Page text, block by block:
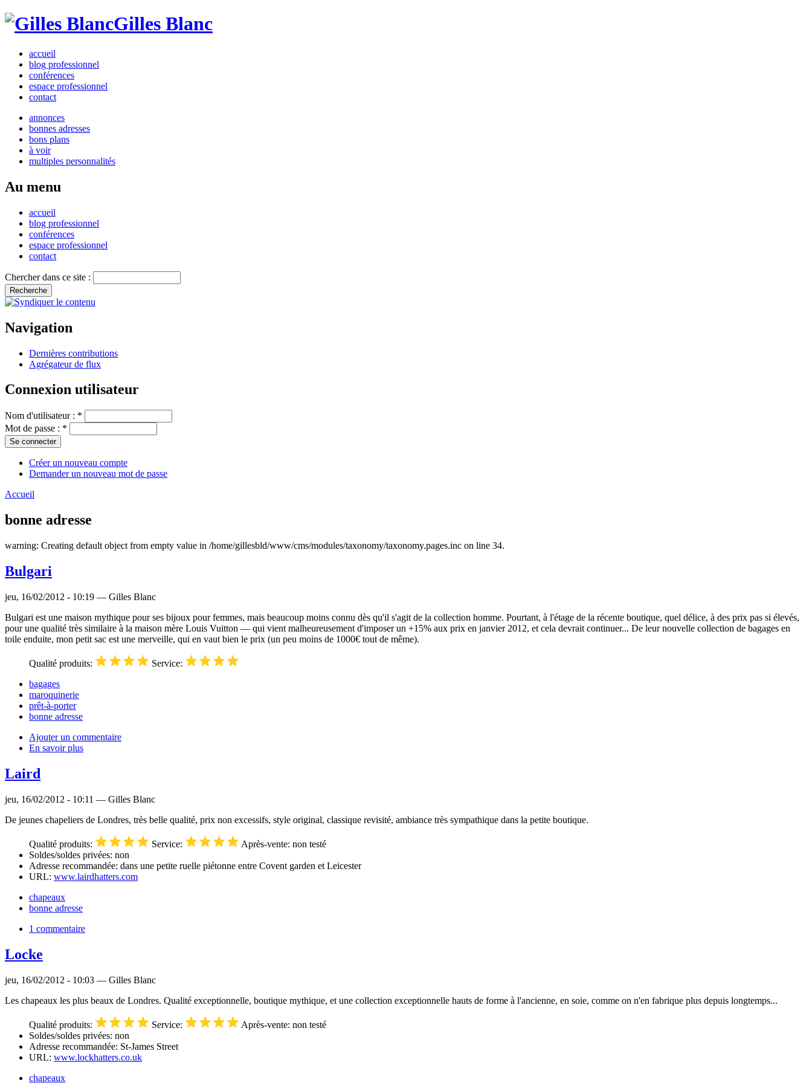
Gilles Blanc
accueil
blog professionnel
conférences
espace professionnel
contact
annonces
bonnes adresses
bons plans
à voir
multiples personnalités
Au menu
accueil
blog professionnel
conférences
espace professionnel
contact
Chercher dans ce site :
Navigation
Dernières contributions
Agrégateur de flux
Connexion utilisateur
Nom d'utilisateur : *
Mot de passe : *
Créer un nouveau compte
Demander un nouveau mot de passe
Accueil
bonne adresse
warning: Creating default object from empty value in /home/gillesbld/www/cms/modules/taxonomy/taxonomy.pages.inc on line 34.
Bulgari
jeu, 16/02/2012 - 10:19 — Gilles Blanc
Bulgari est une maison mythique pour ses bijoux pour femmes, mais beaucoup moins connu dès qu'il s'agit de la collection homme. Pourtant, à l'étage de la récente boutique, quel délice, à des prix pas si élevés,
pour une qualité très similaire à la maison mère Louis Vuitton — qui vient malheureusement d'imposer un +15% aux prix en janvier 2012, et cela devrait continuer... De leur nouvelle collection de bagages en
toile enduite, mon petit sac est une merveille, qui en vaut bien le prix (un peu moins de 1000€ tout de même).
Qualité produits:
Service:
bagages
maroquinerie
prêt-à-porter
bonne adresse
Ajouter un commentaire
En savoir plus
Laird
jeu, 16/02/2012 - 10:11 — Gilles Blanc
De jeunes chapeliers de Londres, très belle qualité, prix non excessifs, style original, classique revisité, ambiance très sympathique dans la petite boutique.
Qualité produits: Service:
Après-vente: non testé
Soldes/soldes privées: non
Adresse recommandée: dans une petite ruelle piétonne entre Covent garden et Leicester
URL: www.lairdhatters.com
chapeaux
bonne adresse
1 commentaire
Locke
jeu, 16/02/2012 - 10:03 — Gilles Blanc
Les chapeaux les plus beaux de Londres. Qualité exceptionnelle, boutique mythique, et une collection exceptionnelle hauts de forme à l'ancienne, en soie, comme on n'en fabrique plus depuis longtemps...
Qualité produits: Service:
Après-vente: non testé
Soldes/soldes privées: non
Adresse recommandée: St-James Street
URL: www.lockhatters.co.uk
chapeaux